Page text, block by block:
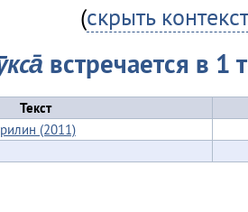
(скрыть контекст
встречается в 1
Текст
(2011)